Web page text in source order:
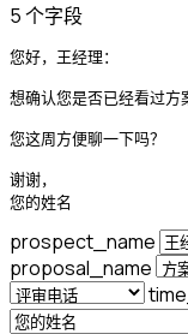
5 个字段
您好，王经理：
想确认您是否已经看过方
您这周方便聊一下吗？
谢谢，
您的姓名
prospect_name
proposal_name